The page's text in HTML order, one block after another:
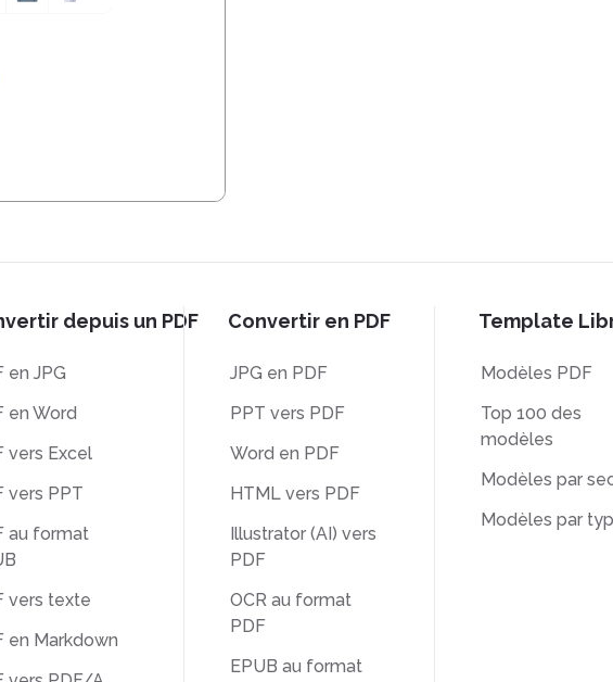
depuis un PDF
en JPG
en Word
vers Excel
vers PPT
au format
vers texte
en Markdown
Convertir en PDF
JPG en PDF
PPT vers PDF
Word en PDF
HTML vers PDF
Illustrator (AI) vers
PDF
OCR au format
PDF
EPUB au format
Template
Modèles PDF
Top 100 des
modèles
Modèles par
Modèles par